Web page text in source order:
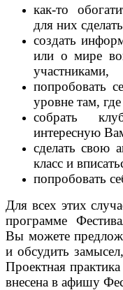
как-то
для них
создать
или о мире
участниками,
попробовать
уровне там,
собрать
интересную
сделать свою
класс и
попробовать
Для всех этих
программе
Вы можете
и обсудить
Проектная
внесена в афишу